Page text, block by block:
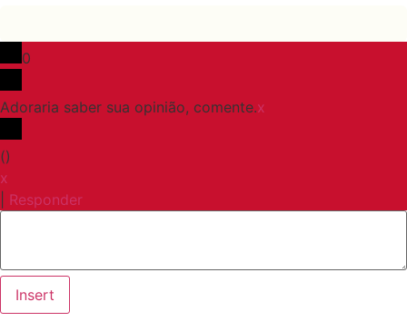
0
Adoraria saber sua opinião, comente.x
()
x
Responder
Insert